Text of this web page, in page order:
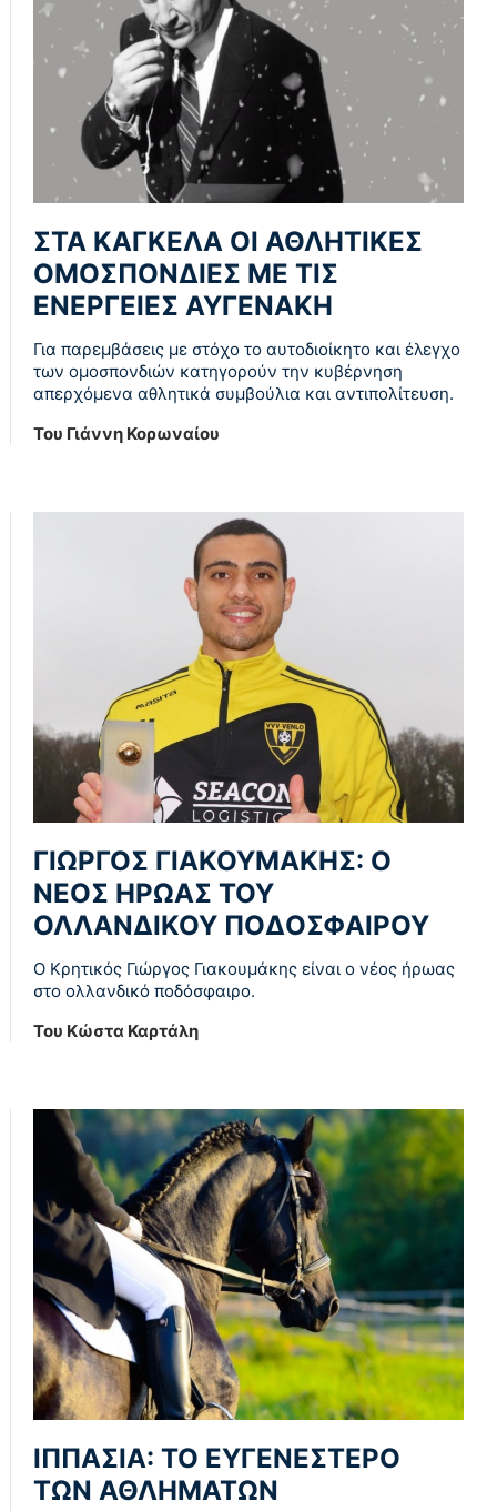
ΣΤΑ ΚΑΓΚΕΛΑ ΟΙ ΑΘΛΗΤΙΚΕΣ
ΟΜΟΣΠΟΝΔΙΕΣ ΜΕ ΤΙΣ
ΕΝΕΡΓΕΙΕΣ ΑΥΓΕΝΑΚΗ
Για παρεμβάσεις με στόχο το αυτοδιοίκητο και έλεγχο
των ομοσπονδιών κατηγορούν την κυβέρνηση
απερχόμενα αθλητικά συμβούλια και αντιπολίτευση.
Του Γιάννη Κορωναίου
ΓΙΩΡΓΟΣ ΓΙΑΚΟΥΜΑΚΗΣ: Ο
ΝΕΟΣ ΗΡΩΑΣ ΤΟΥ
ΟΛΛΑΝΔΙΚΟΥ ΠΟΔΟΣΦΑΙΡΟΥ
Ο Κρητικός Γιώργος Γιακουμάκης είναι ο νέος ήρωας
στο ολλανδικό ποδόσφαιρο.
Του Κώστα Καρτάλη
ΙΠΠΑΣΙΑ: ΤΟ ΕΥΓΕΝΕΣΤΕΡΟ
ΤΩΝ ΑΘΛΗΜΑΤΩΝ